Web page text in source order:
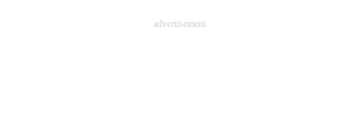
advertisement